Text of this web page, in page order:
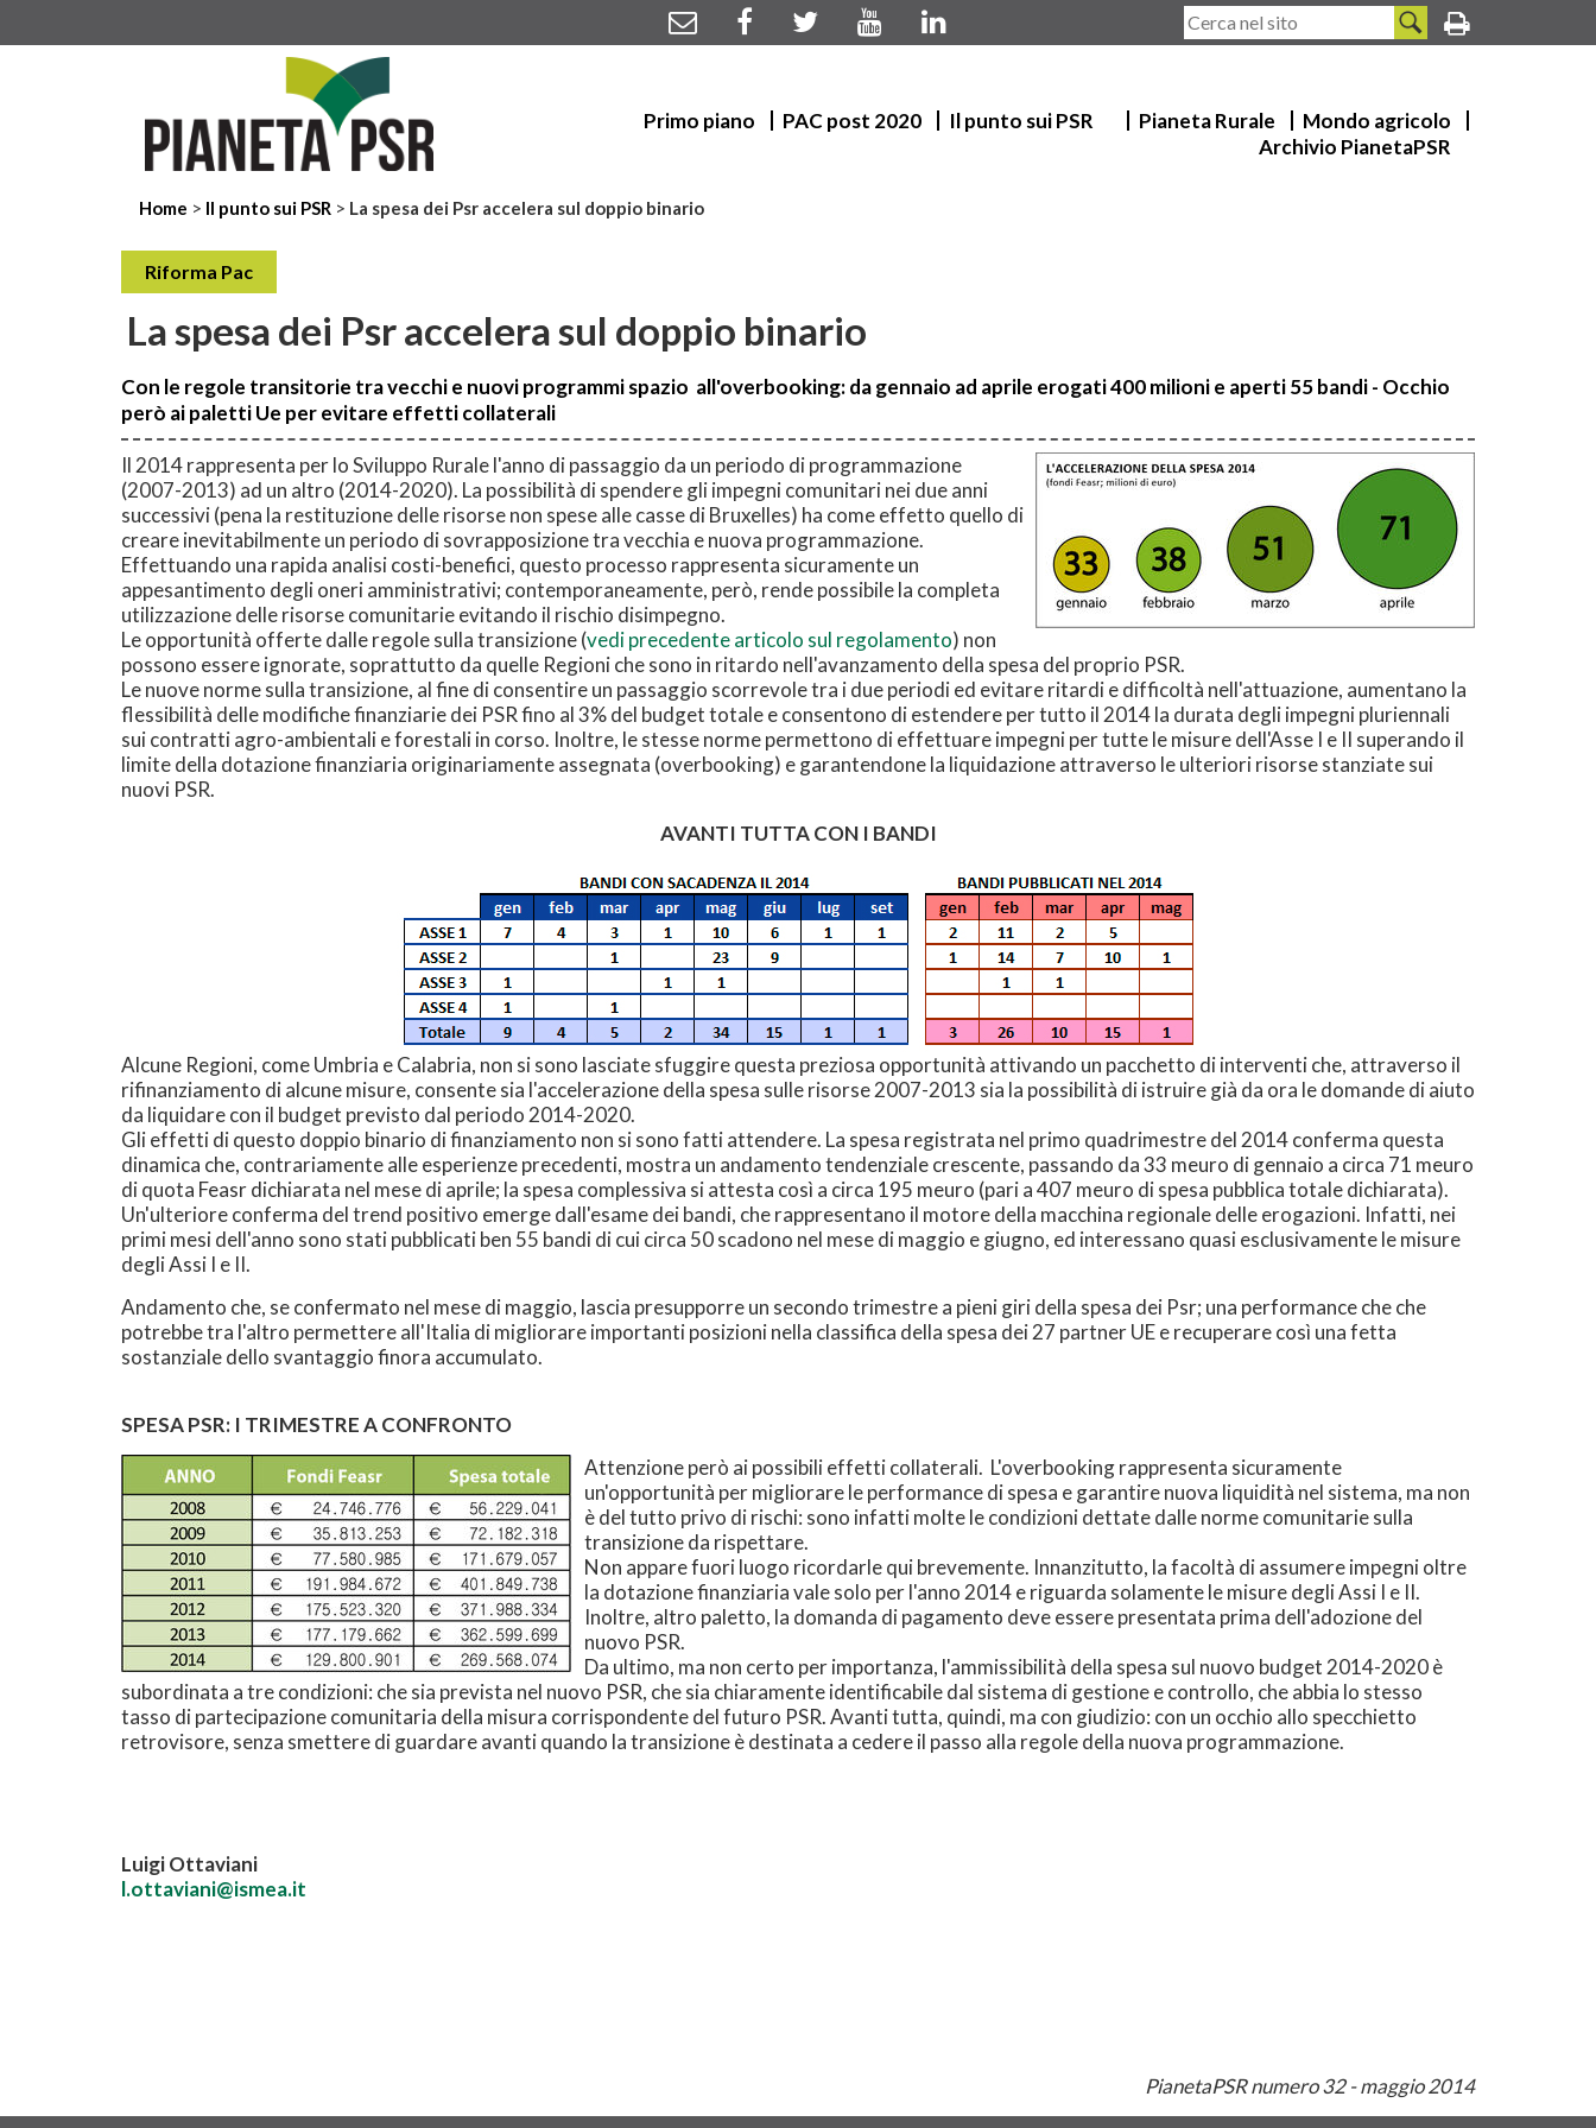
Primo piano PAC post 2020 Il punto sui PSR Pianeta Rurale
Mondo agricolo
Archivio PianetaPSR
Home > Il punto sui PSR > La spesa dei Psr accelera sul doppio binario
Riforma Pac
La spesa dei Psr accelera sul doppio binario
Con le regole transitorie tra vecchi e nuovi programmi spazio all'overbooking: da gennaio ad aprile erogati 400 milioni e aperti 55 bandi - Occhio
però ai paletti Ue per evitare effetti collaterali
Il 2014 rappresenta per lo Sviluppo Rurale l'anno di passaggio da un periodo di programmazione
(2007-2013) ad un altro (2014-2020). La possibilità di spendere gli impegni comunitari nei due anni
successivi (pena la restituzione delle risorse non spese alle casse di Bruxelles) ha come effetto quello di
creare inevitabilmente un periodo di sovrapposizione tra vecchia e nuova programmazione.
Effettuando una rapida analisi costi-benefici, questo processo rappresenta sicuramente un
appesantimento degli oneri amministrativi; contemporaneamente, però, rende possibile la completa
utilizzazione delle risorse comunitarie evitando il rischio disimpegno.
Le opportunità offerte dalle regole sulla transizione (vedi precedente articolo sul regolamento) non
possono essere ignorate, soprattutto da quelle Regioni che sono in ritardo nell'avanzamento della spesa del proprio PSR.
Le nuove norme sulla transizione, al fine di consentire un passaggio scorrevole tra i due periodi ed evitare ritardi e difficoltà nell'attuazione, aumentano la
flessibilità delle modifiche finanziarie dei PSR fino al 3% del budget totale e consentono di estendere per tutto il 2014 la durata degli impegni pluriennali
sui contratti agro-ambientali e forestali in corso. Inoltre, le stesse norme permettono di effettuare impegni per tutte le misure dell'Asse I e II superando il
limite della dotazione finanziaria originariamente assegnata (overbooking) e garantendone la liquidazione attraverso le ulteriori risorse stanziate sui
nuovi PSR.
AVANTI TUTTA CON I BANDI
Alcune Regioni, come Umbria e Calabria, non si sono lasciate sfuggire questa preziosa opportunità attivando un pacchetto di interventi che, attraverso il
rifinanziamento di alcune misure, consente sia l'accelerazione della spesa sulle risorse 2007-2013 sia la possibilità di istruire già da ora le domande di aiuto
da liquidare con il budget previsto dal periodo 2014-2020.
Gli effetti di questo doppio binario di finanziamento non si sono fatti attendere. La spesa registrata nel primo quadrimestre del 2014 conferma questa
dinamica che, contrariamente alle esperienze precedenti, mostra un andamento tendenziale crescente, passando da 33 meuro di gennaio a circa 71 meuro
di quota Feasr dichiarata nel mese di aprile; la spesa complessiva si attesta così a circa 195 meuro (pari a 407 meuro di spesa pubblica totale dichiarata).
Un'ulteriore conferma del trend positivo emerge dall'esame dei bandi, che rappresentano il motore della macchina regionale delle erogazioni. Infatti, nei
primi mesi dell'anno sono stati pubblicati ben 55 bandi di cui circa 50 scadono nel mese di maggio e giugno, ed interessano quasi esclusivamente le misure
degli Assi I e II.
Andamento che, se confermato nel mese di maggio, lascia presupporre un secondo trimestre a pieni giri della spesa dei Psr; una performance che che
potrebbe tra l'altro permettere all'Italia di migliorare importanti posizioni nella classifica della spesa dei 27 partner UE e recuperare così una fetta
sostanziale dello svantaggio finora accumulato.
SPESA PSR: I TRIMESTRE A CONFRONTO
Attenzione però ai possibili effetti collaterali. L'overbooking rappresenta sicuramente
un'opportunità per migliorare le performance di spesa e garantire nuova liquidità nel sistema, ma non
è del tutto privo di rischi: sono infatti molte le condizioni dettate dalle norme comunitarie sulla
transizione da rispettare.
Non appare fuori luogo ricordarle qui brevemente. Innanzitutto, la facoltà di assumere impegni oltre
la dotazione finanziaria vale solo per l'anno 2014 e riguarda solamente le misure degli Assi I e II.
Inoltre, altro paletto, la domanda di pagamento deve essere presentata prima dell'adozione del
nuovo PSR.
Da ultimo, ma non certo per importanza, l'ammissibilità della spesa sul nuovo budget 2014-2020 è
subordinata a tre condizioni: che sia prevista nel nuovo PSR, che sia chiaramente identificabile dal sistema di gestione e controllo, che abbia lo stesso
tasso di partecipazione comunitaria della misura corrispondente del futuro PSR. Avanti tutta, quindi, ma con giudizio: con un occhio allo specchietto
retrovisore, senza smettere di guardare avanti quando la transizione è destinata a cedere il passo alla regole della nuova programmazione.
Luigi Ottaviani
l.ottaviani@ismea.it
PianetaPSR numero 32 - maggio 2014